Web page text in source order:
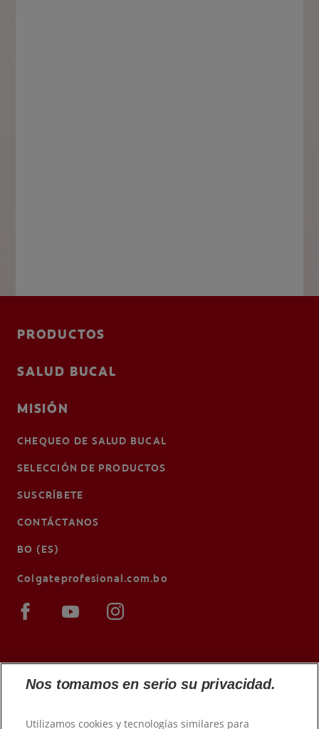
PRODUCTOS
SALUD BUCAL
MISIÓN
CHEQUEO DE SALUD BUCAL
SELECCIÓN DE PRODUCTOS
SUSCRÍBETE
CONTÁCTANOS
BO (ES)
Colgateprofesional.com.bo
Nos tomamos en serio su privacidad.
Utilizamos cookies y tecnologías similares para